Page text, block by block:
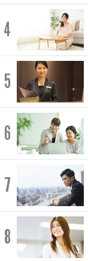
4
5
6
7
8